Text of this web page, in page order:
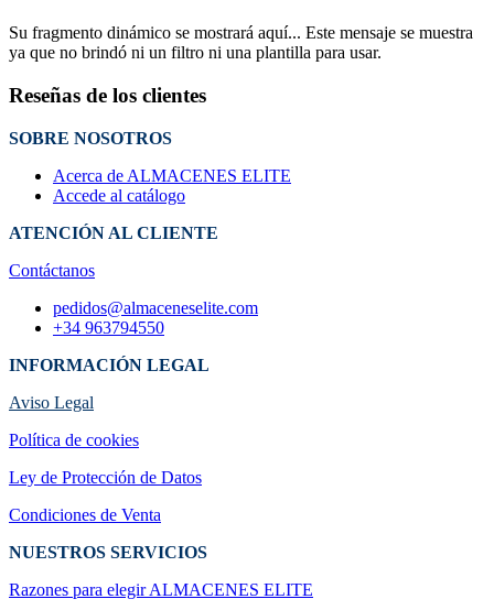
Su fragmento dinámico se mostrará aquí... Este mensaje se muestra
ya que no brindó ni un filtro ni una plantilla para usar.
Reseñas de los clientes
SOBRE NOSOTROS
Acerca de ALMACENES ELITE
Accede al catálogo
ATENCIÓN AL CLIENTE
Contáctanos
pedidos@almaceneselite.com
+34 963794550
INFORMACIÓN LEGAL
Aviso Legal
Política de cookies
Ley de Protección de Datos
Condiciones de Venta
NUESTROS SERVICIOS
Razones para elegir ALMACENES ELI​TE